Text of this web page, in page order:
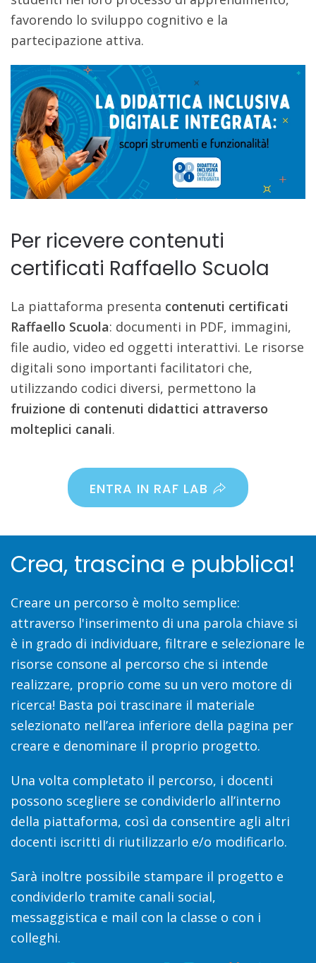
favorendo lo sviluppo cognitivo e la
partecipazione attiva.
Per ricevere contenuti
certificati Raffaello Scuola
La piattaforma presenta contenuti certificati
Raffaello Scuola: documenti in PDF, immagini,
file audio, video ed oggetti interattivi. Le risorse
digitali sono importanti facilitatori che,
utilizzando codici diversi, permettono la
fruizione di contenuti didattici attraverso
molteplici canali.
ENTRA IN RAF LAB
Crea, trascina e pubblica!
Creare un percorso è molto semplice:
attraverso l'inserimento di una parola chiave si
è in grado di individuare, filtrare e selezionare le
risorse consone al percorso che si intende
realizzare, proprio come su un vero motore di
ricerca! Basta poi trascinare il materiale
selezionato nell’area inferiore della pagina per
creare e denominare il proprio progetto.
Una volta completato il percorso, i docenti
possono scegliere se condividerlo all’interno
della piattaforma, così da consentire agli altri
docenti iscritti di riutilizzarlo e/o modificarlo.
Sarà inoltre possibile stampare il progetto e
condividerlo tramite canali social,
messaggistica e mail con la classe o con i
colleghi.